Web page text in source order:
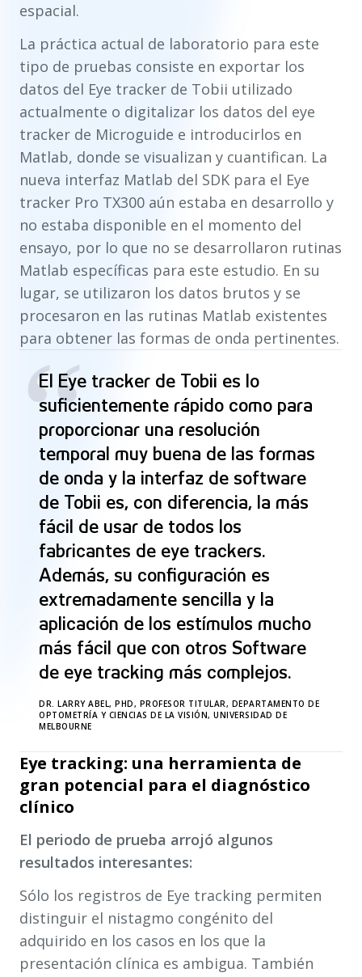
espacial.
La práctica actual de laboratorio para este
tipo de pruebas consiste en exportar los
datos del Eye tracker de Tobii utilizado
actualmente o digitalizar los datos del eye
tracker de Microguide e introducirlos en
Matlab, donde se visualizan y cuantifican. La
nueva interfaz Matlab del SDK para el Eye
tracker Pro TX300 aún estaba en desarrollo y
no estaba disponible en el momento del
ensayo, por lo que no se desarrollaron rutinas
Matlab específicas para este estudio. En su
lugar, se utilizaron los datos brutos y se
procesaron en las rutinas Matlab existentes
para obtener las formas de onda pertinentes.
“
El Eye tracker de Tobii es lo
suficientemente rápido como para
proporcionar una resolución
temporal muy buena de las formas
de onda y la interfaz de software
de Tobii es, con diferencia, la más
fácil de usar de todos los
fabricantes de eye trackers.
Además, su configuración es
extremadamente sencilla y la
aplicación de los estímulos mucho
más fácil que con otros Software
de eye tracking más complejos.
DR. LARRY ABEL, PHD, PROFESOR TITULAR, DEPARTAMENTO DE
OPTOMETRÍA Y CIENCIAS DE LA VISIÓN, UNIVERSIDAD DE
MELBOURNE
Eye tracking: una herramienta de
gran potencial para el diagnóstico
clínico
El periodo de prueba arrojó algunos
resultados interesantes:
Sólo los registros de Eye tracking permiten
distinguir el nistagmo congénito del
adquirido en los casos en los que la
presentación clínica es ambigua. También